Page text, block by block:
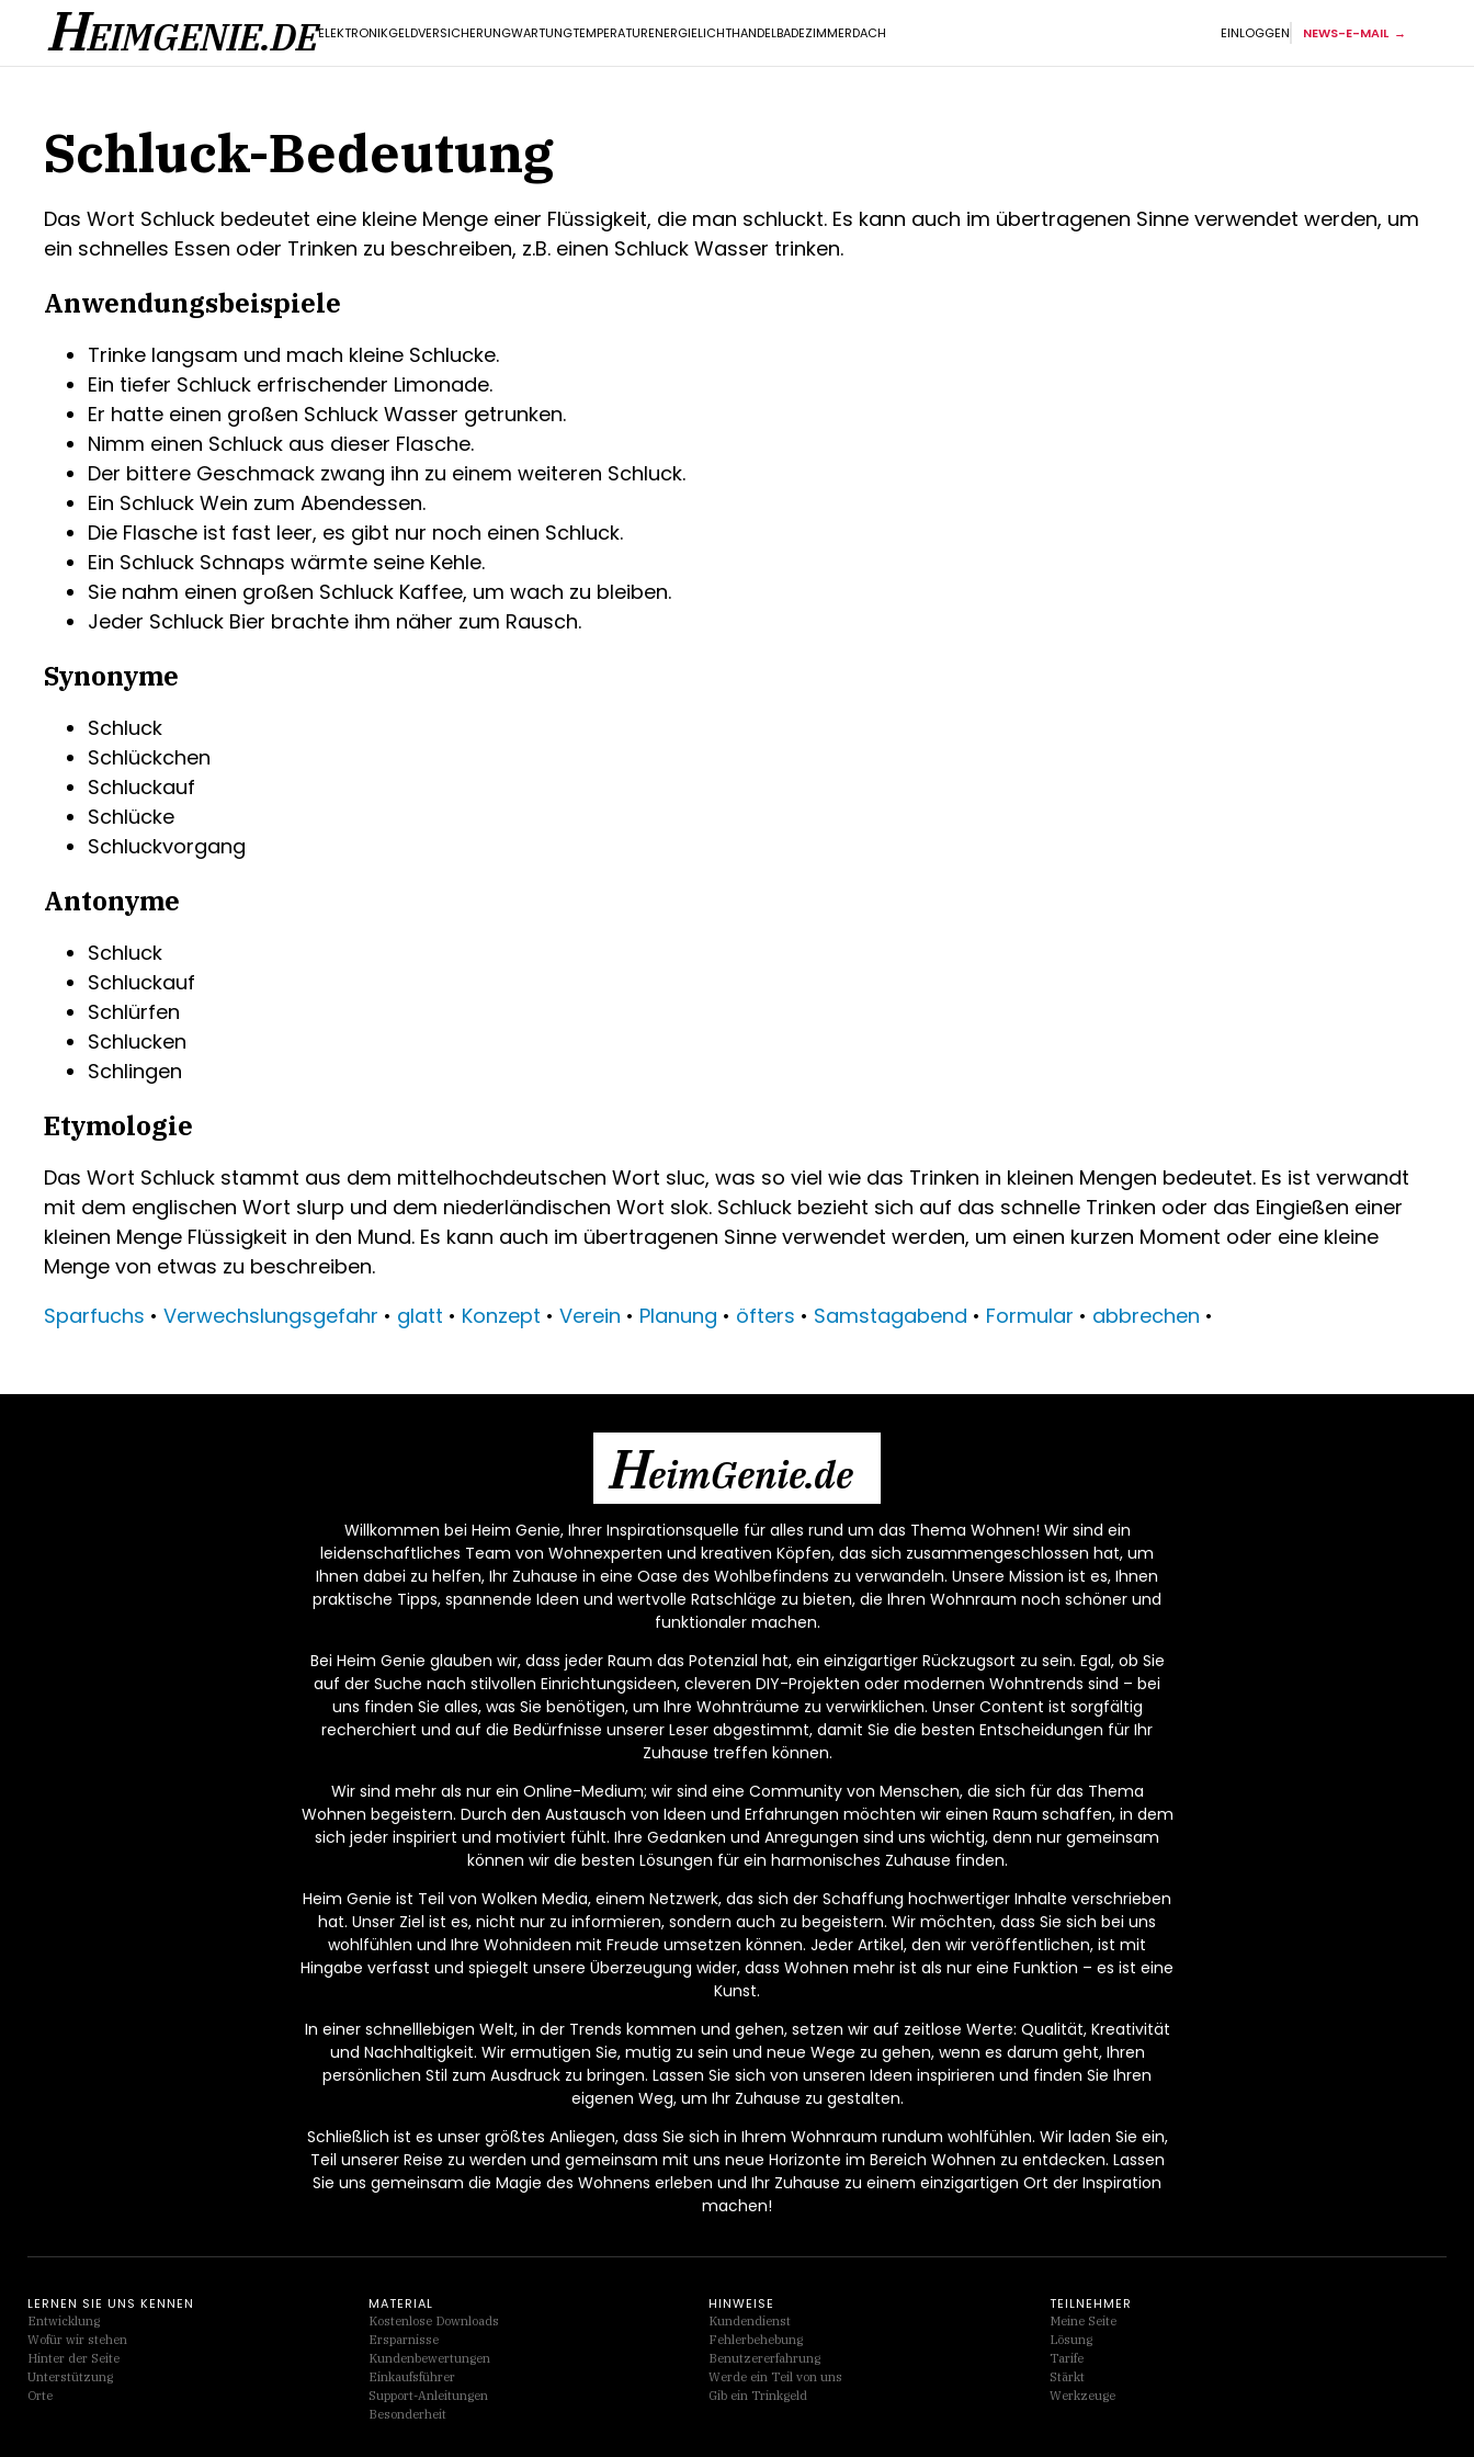
HEIMGENIE.DEELEKTRONIKGELDVERSICHERUNGWARTUNGTEMPERATURENERGIELICHTHANDELBADEZIMMERDACH EINLOGGEN NEWS-E-MAIL
Schluck-Bedeutung
Das Wort Schluck bedeutet eine kleine Menge einer Flüssigkeit, die man schluckt. Es kann auch im übertragenen Sinne verwendet werden, um
ein schnelles Essen oder Trinken zu beschreiben, z.B. einen Schluck Wasser trinken.
Anwendungsbeispiele
Trinke langsam und mach kleine Schlucke.
Ein tiefer Schluck erfrischender Limonade.
Er hatte einen großen Schluck Wasser getrunken.
Nimm einen Schluck aus dieser Flasche.
Der bittere Geschmack zwang ihn zu einem weiteren Schluck.
Ein Schluck Wein zum Abendessen.
Die Flasche ist fast leer, es gibt nur noch einen Schluck.
Ein Schluck Schnaps wärmte seine Kehle.
Sie nahm einen großen Schluck Kaffee, um wach zu bleiben.
Jeder Schluck Bier brachte ihm näher zum Rausch.
Synonyme
Schluck
Schlückchen
Schluckauf
Schlücke
Schluckvorgang
Antonyme
Schluck
Schluckauf
Schlürfen
Schlucken
Schlingen
Etymologie
Das Wort Schluck stammt aus dem mittelhochdeutschen Wort sluc, was so viel wie das Trinken in kleinen Mengen bedeutet. Es ist verwandt
mit dem englischen Wort slurp und dem niederländischen Wort slok. Schluck bezieht sich auf das schnelle Trinken oder das Eingießen einer
kleinen Menge Flüssigkeit in den Mund. Es kann auch im übertragenen Sinne verwendet werden, um einen kurzen Moment oder eine kleine
Menge von etwas zu beschreiben.
Sparfuchs • Verwechslungsgefahr • glatt • Konzept • Verein • Planung • öfters • Samstagabend • Formular • abbrechen •
HeimGenie.de
Willkommen bei Heim Genie, Ihrer Inspirationsquelle für alles rund um das Thema Wohnen! Wir sind ein
leidenschaftliches Team von Wohnexperten und kreativen Köpfen, das sich zusammengeschlossen hat, um
Ihnen dabei zu helfen, Ihr Zuhause in eine Oase des Wohlbefindens zu verwandeln. Unsere Mission ist es, Ihnen
praktische Tipps, spannende Ideen und wertvolle Ratschläge zu bieten, die Ihren Wohnraum noch schöner und
funktionaler machen.
Bei Heim Genie glauben wir, dass jeder Raum das Potenzial hat, ein einzigartiger Rückzugsort zu sein. Egal, ob Sie
auf der Suche nach stilvollen Einrichtungsideen, cleveren DIY-Projekten oder modernen Wohntrends sind – bei
uns finden Sie alles, was Sie benötigen, um Ihre Wohnträume zu verwirklichen. Unser Content ist sorgfältig
recherchiert und auf die Bedürfnisse unserer Leser abgestimmt, damit Sie die besten Entscheidungen für Ihr
Zuhause treffen können.
Wir sind mehr als nur ein Online-Medium; wir sind eine Community von Menschen, die sich für das Thema
Wohnen begeistern. Durch den Austausch von Ideen und Erfahrungen möchten wir einen Raum schaffen, in dem
sich jeder inspiriert und motiviert fühlt. Ihre Gedanken und Anregungen sind uns wichtig, denn nur gemeinsam
können wir die besten Lösungen für ein harmonisches Zuhause finden.
Heim Genie ist Teil von Wolken Media, einem Netzwerk, das sich der Schaffung hochwertiger Inhalte verschrieben
hat. Unser Ziel ist es, nicht nur zu informieren, sondern auch zu begeistern. Wir möchten, dass Sie sich bei uns
wohlfühlen und Ihre Wohnideen mit Freude umsetzen können. Jeder Artikel, den wir veröffentlichen, ist mit
Hingabe verfasst und spiegelt unsere Überzeugung wider, dass Wohnen mehr ist als nur eine Funktion – es ist eine
Kunst.
In einer schnelllebigen Welt, in der Trends kommen und gehen, setzen wir auf zeitlose Werte: Qualität, Kreativität
und Nachhaltigkeit. Wir ermutigen Sie, mutig zu sein und neue Wege zu gehen, wenn es darum geht, Ihren
persönlichen Stil zum Ausdruck zu bringen. Lassen Sie sich von unseren Ideen inspirieren und finden Sie Ihren
eigenen Weg, um Ihr Zuhause zu gestalten.
Schließlich ist es unser größtes Anliegen, dass Sie sich in Ihrem Wohnraum rundum wohlfühlen. Wir laden Sie ein,
Teil unserer Reise zu werden und gemeinsam mit uns neue Horizonte im Bereich Wohnen zu entdecken. Lassen
Sie uns gemeinsam die Magie des Wohnens erleben und Ihr Zuhause zu einem einzigartigen Ort der Inspiration
machen!
LERNEN SIE UNS KENNEN
Entwicklung
Wofür wir stehen
Hinter der Seite
Unterstützung
Orte
MATERIAL
Kostenlose Downloads
Ersparnisse
Kundenbewertungen
Einkaufsführer
Support-Anleitungen
Besonderheit
HINWEISE
Kundendienst
Fehlerbehebung
Benutzererfahrung
Werde ein Teil von uns
Gib ein Trinkgeld
TEILNEHMER
Meine Seite
Lösung
Tarife
Stärkt
Werkzeuge